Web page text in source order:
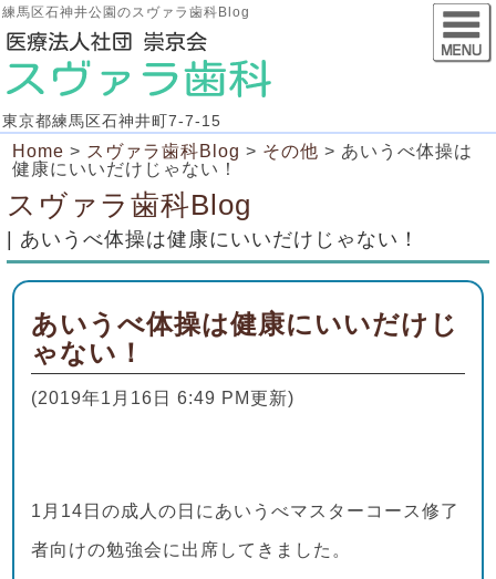
練馬区石神井公園のスヴァラ歯科Blog
東京都練馬区石神井町7-7-15
Home > スヴァラ歯科Blog > その他 > あいうべ体操は
健康にいいだけじゃない！
スヴァラ歯科Blog
| あいうべ体操は健康にいいだけじゃない！
あいうべ体操は健康にいいだけじ
ゃない！
(2019年1月16日 6:49 PM更新)
1月14日の成人の日にあいうべマスターコース修了
者向けの勉強会に出席してきました。